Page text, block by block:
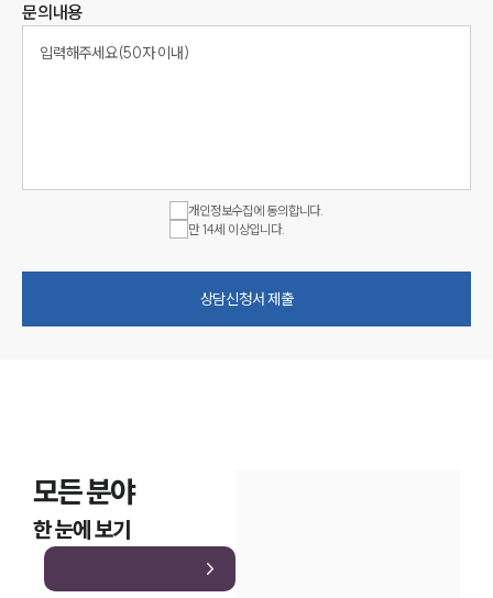
문의내용
개인정보수집에 동의합니다.
만 14세 이상입니다.
상담신청서 제출
모든 분야
한 눈에 보기